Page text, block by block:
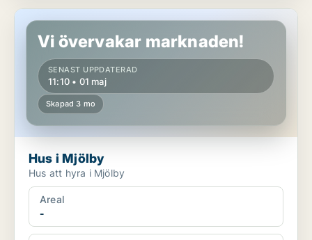
Hus i Mjölby
Vi övervakar marknaden!
SENAST UPPDATERAD
11:10 • 01 maj
Skapad 3 mo
Hus i Mjölby
Hus att hyra i Mjölby
Areal
-